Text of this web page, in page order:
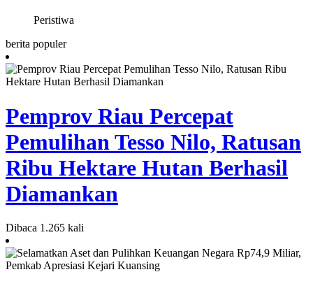
Peristiwa
berita populer
Pemprov Riau Percepat
Pemulihan Tesso Nilo, Ratusan
Ribu Hektare Hutan Berhasil
Diamankan
Dibaca 1.265 kali